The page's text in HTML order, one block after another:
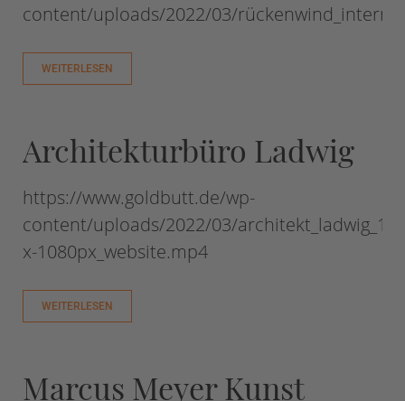
content/uploads/2022/03/
WEITERLESEN
Architekturbüro Ladwig
https://www.goldbutt.de/wp-
content/uploads/2022/03/
x-1080px_website.mp4
WEITERLESEN
Marcus Meyer Kunst